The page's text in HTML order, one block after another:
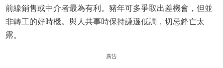
前線銷售或中介者最為有利。豬年可多爭取出差機會，但並
非轉工的好時機。與人共事時保持謙遜低調，切忌鋒亡太
露。
廣告